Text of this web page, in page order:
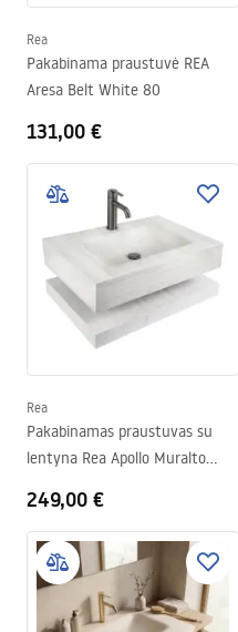
Rea
Pakabinama praustuvė REA
Aresa Belt White 80
131,00 €
Rea
Pakabinamas praustuvas su
lentyna Rea Apollo Muralto
249,00 €